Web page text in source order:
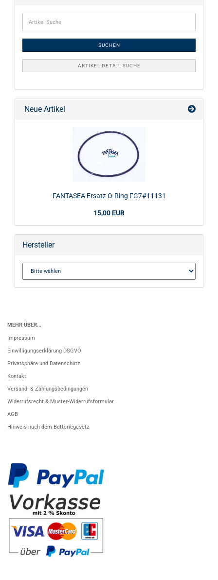
SUCHEN
ARTIKEL DETAIL SUCHE
Neue Artikel
FANTASEA Ersatz O-Ring FG7#11131
15,00 EUR
Hersteller
MEHR ÜBER...
Impressum
Einwilligungserklärung DSGVO
Privatsphäre und Datenschutz
Kontakt
Versand- & Zahlungsbedingungen
Widerrufsrecht & Muster-Widerrufsformular
AGB
Hinweis nach dem Batteriegesetz